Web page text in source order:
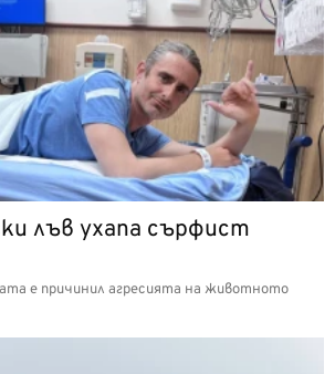
лъв ухапа сърфист
е причинил агресията на животното